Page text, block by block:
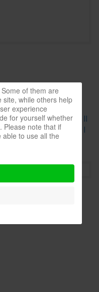
ATLAS 2024. Часть II
ATLAS 2024. Часть I
of them are
while others help
experience
for yourself whether
Please note that if
to use all the